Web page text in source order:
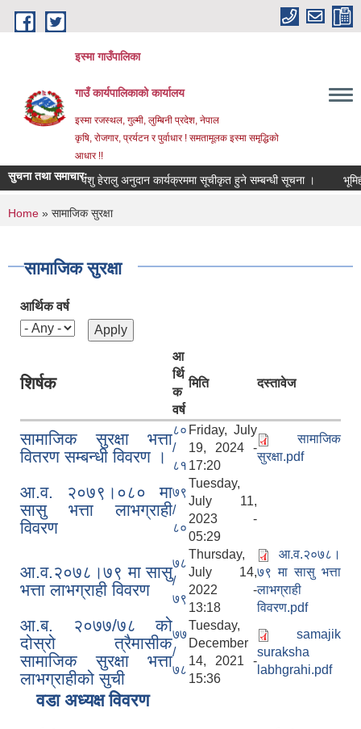
Skip to main content
इस्मा गाउँपालिका
गाउँ कार्यपालिकाको कार्यालय
इस्मा रजस्थल, गुल्मी, लुम्बिनी प्रदेश, नेपाल
कृषि, रोजगार, प्रर्यटन र पुर्वाधार ! समतामूलक इस्मा समृद्धिको
आधार !!
सुचना तथा समाचारःपशु हेरालु अनुदान कार्यक्रममा सूचीकृत हुने सम्बन्धी सूचना । भूमिहीन
You are here
Home » सामाजिक सुरक्षा
सामाजिक सुरक्षा
आर्थिक वर्ष
शिर्षक
आ
र्थि
क
वर्ष
मिति दस्तावेज
सामाजिक सुरक्षा भत्ता
वितरण सम्बन्धी विवरण ।
८०
/
८१
Friday, July
19, 2024 -
17:20
सामाजिक
सुरक्षा.pdf
आ.व. २०७९।०८० मा
सासु भत्ता लाभग्राही
विवरण
७९
/
८०
Tuesday,
July 11,
2023 -
05:29
आ.व.२०७८।७९ मा सासु
भत्ता लाभग्राही विवरण
७८
/
७९
Thursday,
July 14,
2022 -
13:18
आ.व.२०७८।
७९ मा सासु भत्ता
लाभग्राही
विवरण.pdf
आ.ब. २०७७/७८ को
दोस्रो त्रैमासीक
सामाजिक सुरक्षा भत्ता
लाभग्राहीको सुची
७७
/
७८
Tuesday,
December
14, 2021 -
15:36
samajik
suraksha
labhgrahi.pdf
वडा अध्यक्ष विवरण